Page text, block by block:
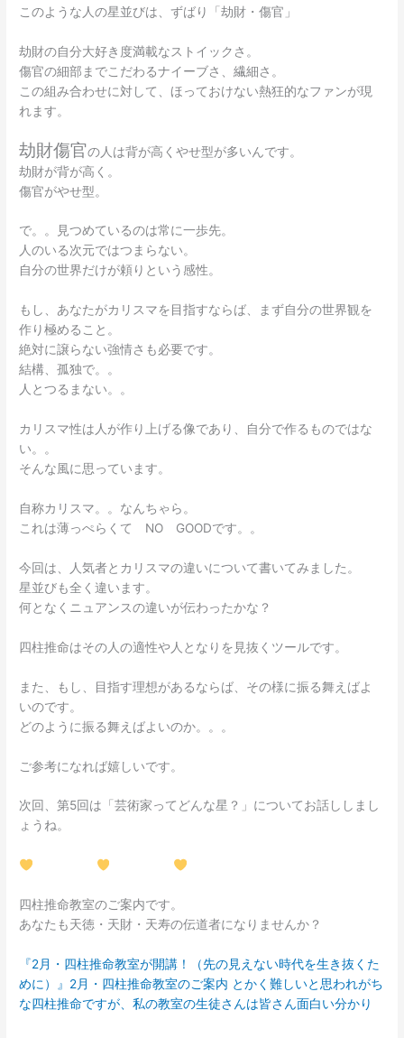
このような人の星並びは、ずばり「劫財・傷官」
劫財の自分大好き度満載なストイックさ。
傷官の細部までこだわるナイーブさ、繊細さ。
この組み合わせに対して、ほっておけない熱狂的なファンが現
れます。
劫財傷官の人は背が高くやせ型が多いんです。
劫財が背が高く。
傷官がやせ型。
で。。見つめているのは常に一歩先。
人のいる次元ではつまらない。
自分の世界だけが頼りという感性。
もし、あなたがカリスマを目指すならば、まず自分の世界観を
作り極めること。
絶対に譲らない強情さも必要です。
結構、孤独で。。
人とつるまない。。
カリスマ性は人が作り上げる像であり、自分で作るものではな
い。。
そんな風に思っています。
自称カリスマ。。なんちゃら。
これは薄っぺらくて NO GOODです。。
今回は、人気者とカリスマの違いについて書いてみました。
星並びも全く違います。
何となくニュアンスの違いが伝わったかな？
四柱推命はその人の適性や人となりを見抜くツールです。
また、もし、目指す理想があるならば、その様に振る舞えばよ
いのです。
どのように振る舞えばよいのか。。。
ご参考になれば嬉しいです。
次回、第5回は「芸術家ってどんな星？」についてお話ししまし
ょうね。
四柱推命教室のご案内です。
あなたも天徳・天財・天寿の伝道者になりませんか？
『2月・四柱推命教室が開講！（先の見えない時代を生き抜くた
めに）』2月・四柱推命教室のご案内 とかく難しいと思われがち
な四柱推命ですが、私の教室の生徒さんは皆さん面白い分かり